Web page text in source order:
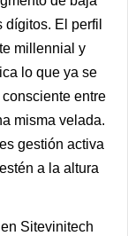
El perfil
millennial y
lo que ya se
entre
misma velada.
gestión activa
a la altura
Sitevinitech